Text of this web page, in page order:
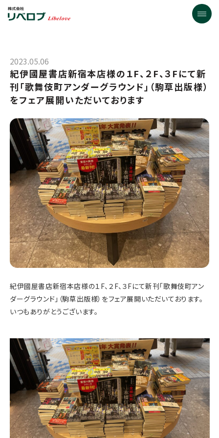
2023.05.06
紀伊國屋書店新宿本店様の１F、２F、３Fにて新
刊「歌舞伎町アンダーグラウンド」（駒草出版様）
をフェア展開いただいております
紀伊國屋書店新宿本店様の１F、２F、３Fにて新刊「歌舞伎町アン
ダーグラウンド」（駒草出版様）をフェア展開いただいております。
いつもありがとうございます。